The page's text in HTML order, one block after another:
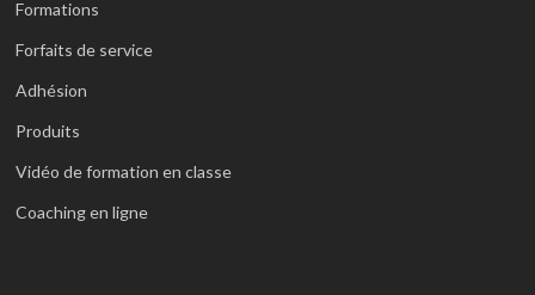
Formations
Forfaits de service
Adhésion
Produits
Vidéo de formation en classe
Coaching en ligne